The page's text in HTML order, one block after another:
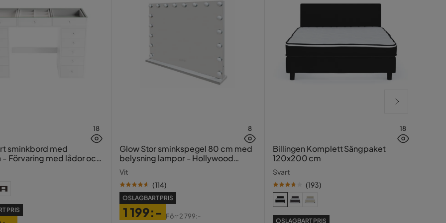
18
sminkbord med
- Förvaring med lådor och
PRIS
8
Glow Stor sminkspegel 80 cm med
belysning lampor - Hollywood
spegel med USB-charging
Vit
(114)
OSLAGBART PRIS
1 199:-
Förr2 799:-
18
Billingen Komplett Sängpaket
120x200 cm
Svart
(193)
OSLAGBART PRIS